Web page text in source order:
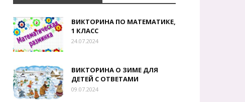
ВИКТОРИНА ПО МАТЕМАТИКЕ,
1 КЛАСС
24.07.2024
ВИКТОРИНА О ЗИМЕ ДЛЯ
ДЕТЕЙ С ОТВЕТАМИ
09.07.2024